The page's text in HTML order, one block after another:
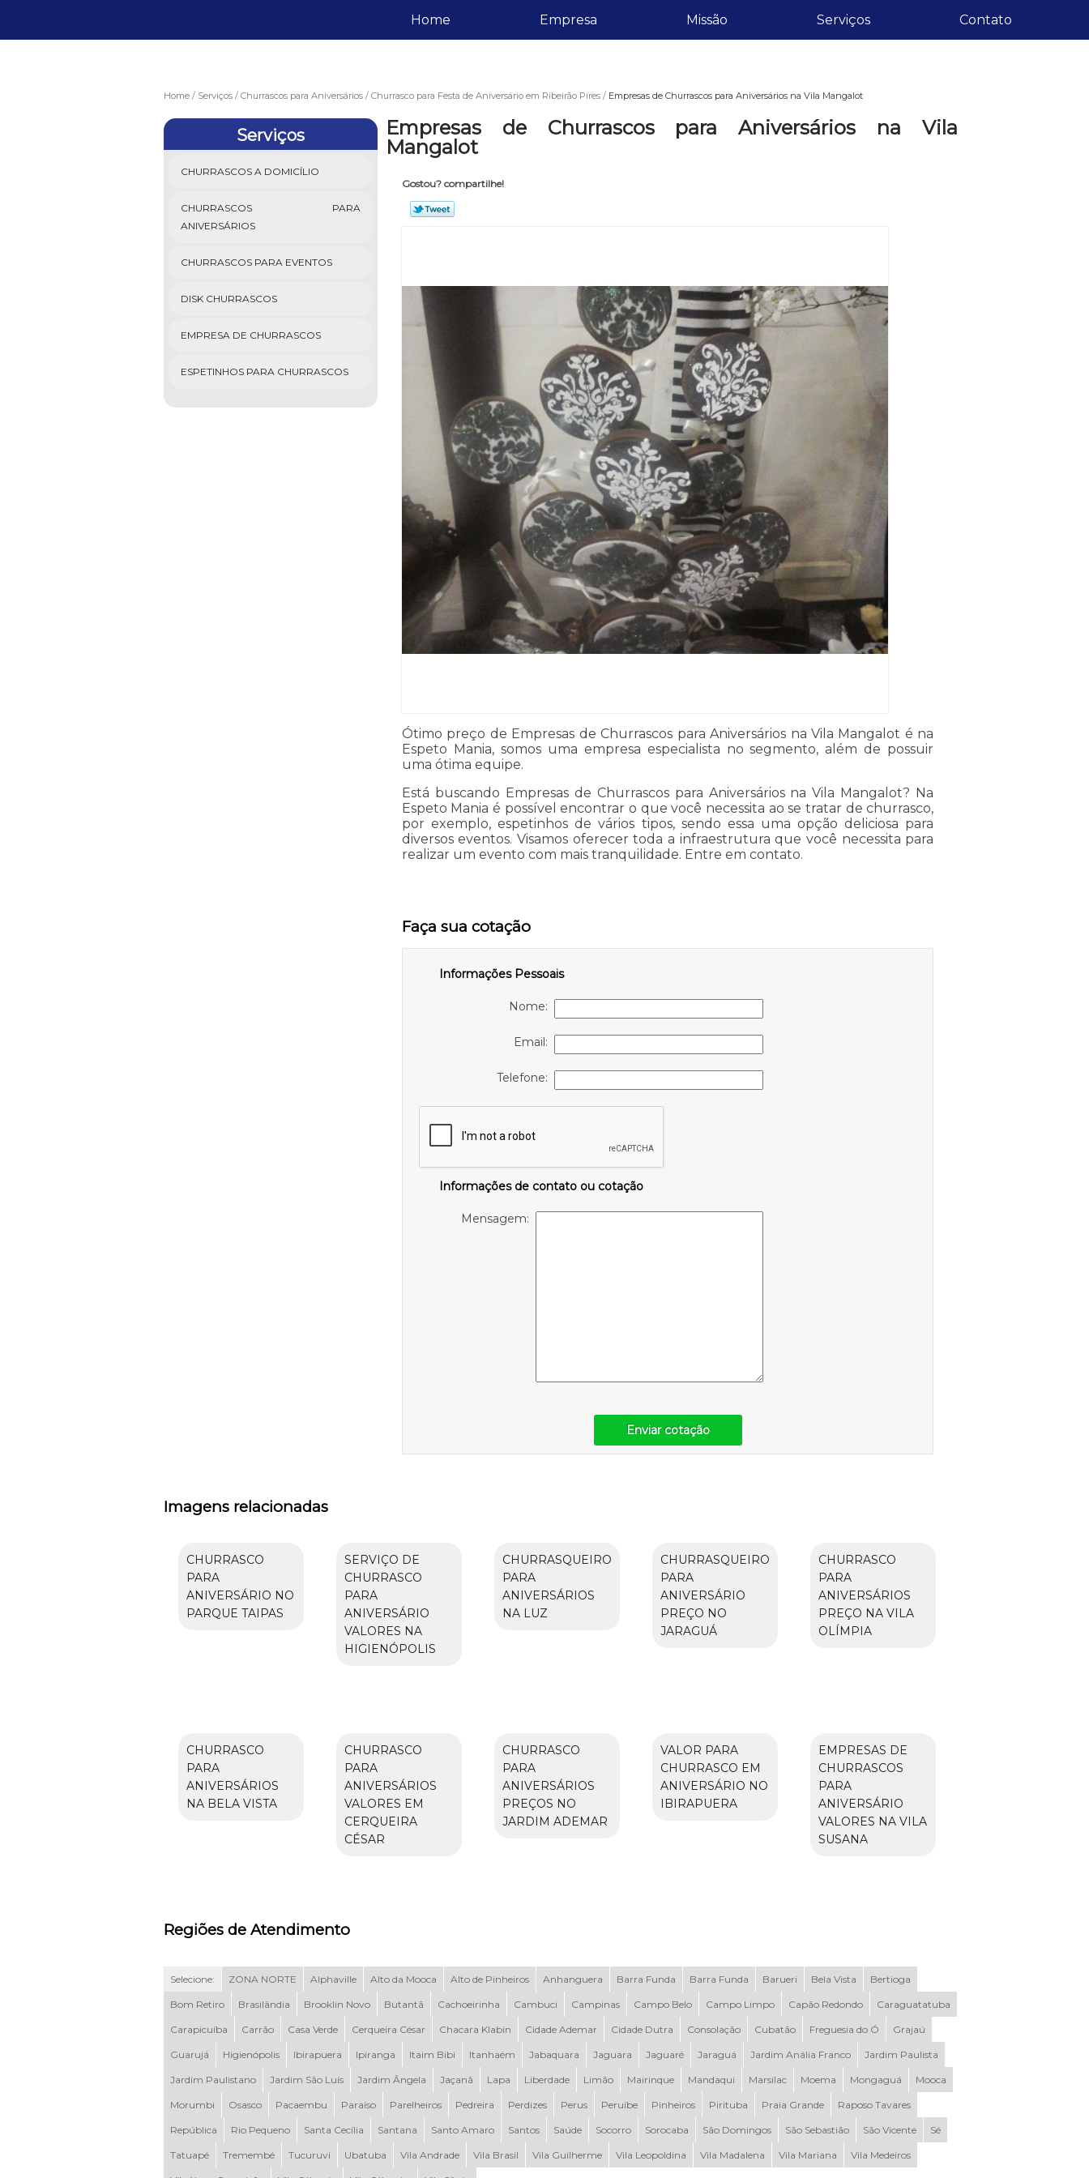
Home Empresa Missão Serviços Contato
Home Serviços Churrascos para Aniversários Churrasco para Festa de Aniversário em Ribeirão Pires Empresas de Churrascos para Aniversários na Vila Mangalot
Serviços
CHURRASCOS A DOMICÍLIO
CHURRASCOS PARA
ANIVERSÁRIOS
CHURRASCOS PARA EVENTOS
DISK CHURRASCOS
EMPRESA DE CHURRASCOS
ESPETINHOS PARA CHURRASCOS
Empresas de Churrascos para Aniversários na Vila
Mangalot
Gostou? compartilhe!
Ótimo preço de Empresas de Churrascos para Aniversários na Vila Mangalot é na
Espeto Mania, somos uma empresa especialista no segmento, além de possuir
uma ótima equipe.
Está buscando Empresas de Churrascos para Aniversários na Vila Mangalot? Na
Espeto Mania é possível encontrar o que você necessita ao se tratar de churrasco,
por exemplo, espetinhos de vários tipos, sendo essa uma opção deliciosa para
diversos eventos. Visamos oferecer toda a infraestrutura que você necessita para
realizar um evento com mais tranquilidade. Entre em contato.
Faça sua cotação
Informações Pessoais
Nome:
Email:
Telefone:
Informações de contato ou cotação
Mensagem:
Enviar cotação
Imagens relacionadas
CHURRASCO
PARA
ANIVERSÁRIO NO
PARQUE TAIPAS
SERVIÇO DE
CHURRASCO
PARA
ANIVERSÁRIO
VALORES NA
HIGIENÓPOLIS
CHURRASQUEIRO
PARA
ANIVERSÁRIOS
NA LUZ
CHURRASQUEIRO
PARA
ANIVERSÁRIO
PREÇO NO
JARAGUÁ
CHURRASCO
PARA
ANIVERSÁRIOS
PREÇO NA VILA
OLÍMPIA
CHURRASCO
PARA
ANIVERSÁRIOS
NA BELA VISTA
CHURRASCO
PARA
ANIVERSÁRIOS
VALORES EM
CERQUEIRA
CÉSAR
CHURRASCO
PARA
ANIVERSÁRIOS
PREÇOS NO
JARDIM ADEMAR
VALOR PARA
CHURRASCO EM
ANIVERSÁRIO NO
IBIRAPUERA
EMPRESAS DE
CHURRASCOS
PARA
ANIVERSÁRIO
VALORES NA VILA
SUSANA
Regiões de Atendimento
Selecione: ZONA NORTE Alphaville Alto da Mooca Alto de Pinheiros Anhanguera Barra Funda Barra Funda Barueri Bela Vista Bertioga
Bom Retiro Brasilândia Brooklin Novo Butantã Cachoeirinha Cambuci Campinas Campo Belo Campo Limpo Capão Redondo Caraguatatuba
Carapicuíba Carrão Casa Verde Cerqueira César Chacara Klabin Cidade Ademar Cidade Dutra Consolação Cubatão Freguesia do Ó Grajaú
Guarujá Higienópolis Ibirapuera Ipiranga Itaim Bibi Itanhaém Jabaquara Jaguara Jaguaré Jaraguá Jardim Anália Franco Jardim Paulista
Jardim Paulistano Jardim São Luís Jardim Ângela Jaçanã Lapa Liberdade Limão Mairinque Mandaqui Marsilac Moema Mongaguá Mooca
Morumbi Osasco Pacaembu Paraíso Parelheiros Pedreira Perdizes Perus Peruíbe Pinheiros Pirituba Praia Grande Raposo Tavares
República Rio Pequeno Santa Cecília Santana Santo Amaro Santos Saúde Socorro Sorocaba São Domingos São Sebastião São Vicente Sé
Tatuapé Tremembé Tucuruvi Ubatuba Vila Andrade Vila Brasil Vila Guilherme Vila Leopoldina Vila Madalena Vila Mariana Vila Medeiros